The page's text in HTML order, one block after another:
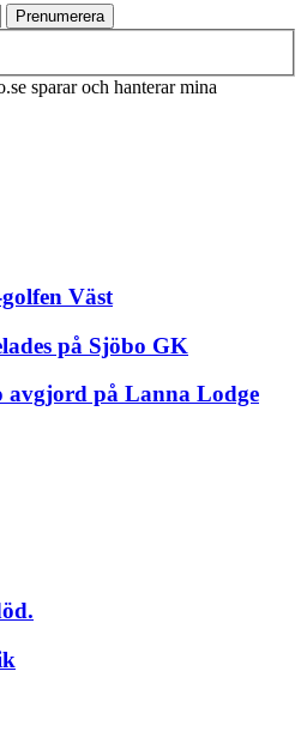
sparar och hanterar mina
Väst
på Sjöbo GK
på Lanna Lodge